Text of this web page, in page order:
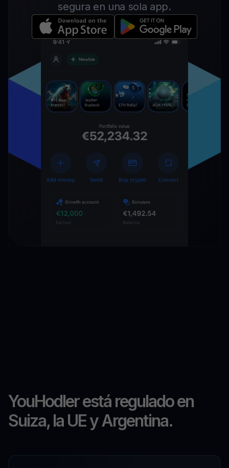
segura en una sola app.
YouHodler está regulado en
Suiza, la UE y Argentina.